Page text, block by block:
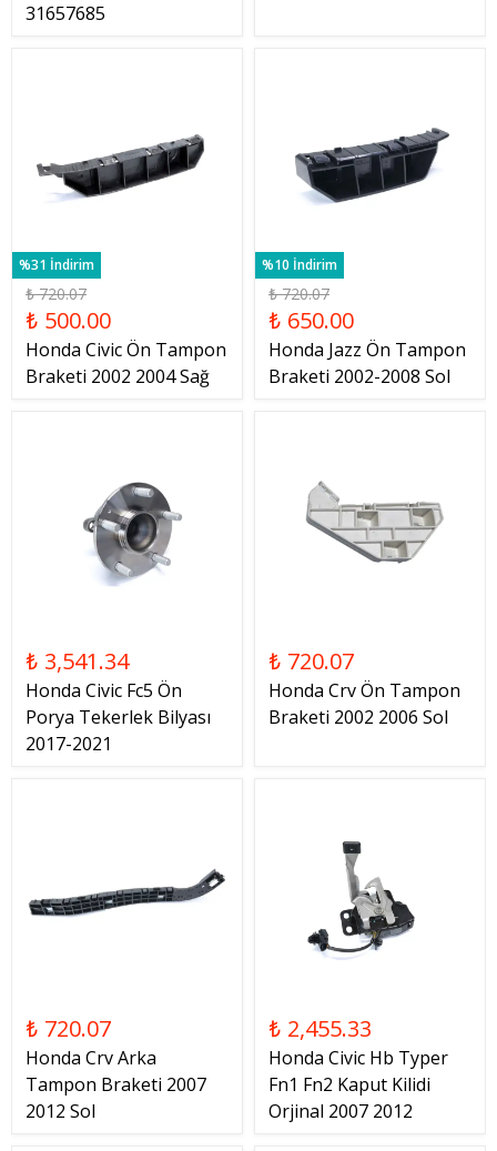
31657685
%31 İndirim
₺ 720.07
₺ 500.00
Honda Civic Ön Tampon
Braketi 2002 2004 Sağ
%10 İndirim
₺ 720.07
₺ 650.00
Honda Jazz Ön Tampon
Braketi 2002-2008 Sol
₺ 3,541.34
Honda Civic Fc5 Ön
Porya Tekerlek Bilyası
2017-2021
₺ 720.07
Honda Crv Ön Tampon
Braketi 2002 2006 Sol
₺ 720.07
Honda Crv Arka
Tampon Braketi 2007
2012 Sol
₺ 2,455.33
Honda Civic Hb Typer
Fn1 Fn2 Kaput Kilidi
Orjinal 2007 2012